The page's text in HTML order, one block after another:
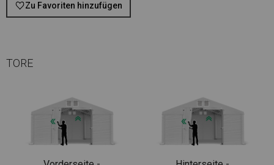
Zu Favoriten hinzufügen
TORE